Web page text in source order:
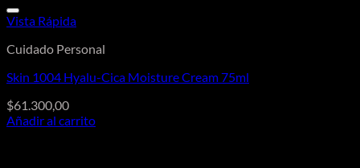
Vista Rápida
Cuidado Personal
Skin 1004 Hyalu-Cica Moisture Cream 75ml
$61.300,00
Añadir al carrito